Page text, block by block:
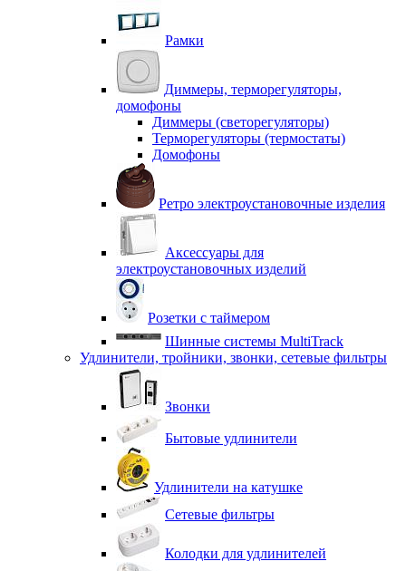
Рамки
Диммеры, терморегуляторы,
домофоны
Диммеры (светорегуляторы)
Терморегуляторы (термостаты)
Домофоны
Ретро электроустановочные изделия
Аксессуары для
электроустановочных изделий
Розетки с таймером
Шинные системы MultiTrack
Удлинители, тройники, звонки, сетевые фильтры
Звонки
Бытовые удлинители
Удлинители на катушке
Сетевые фильтры
Колодки для удлинителей